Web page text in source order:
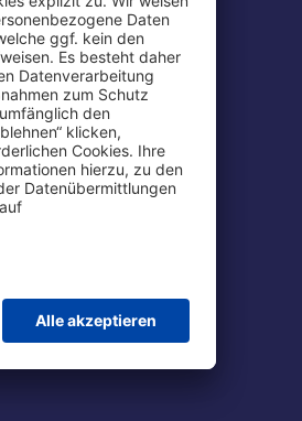
Fraport AG
Business am Airport
FRA Eventlocations
Jobs am Airport
Konzernstrategie